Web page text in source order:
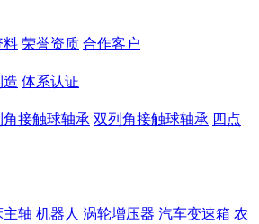
料 荣誉资质 合作客户
造 体系认证
角接触球轴承 双列角接触球轴承 四点
主轴 机器人 涡轮增压器 汽车变速箱 农